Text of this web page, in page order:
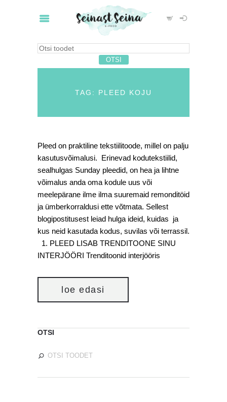
TAG: PLEED KOJU
Pleed on praktiline tekstiilitoode, millel on palju
kasutusvõimalusi. Erinevad kodutekstiilid,
sealhulgas Sunday pleedid, on hea ja lihtne
võimalus anda oma kodule uus või
meelepärane ilme ilma suuremaid remonditöid
ja ümberkorraldusi ette võtmata. Sellest
blogipostitusest leiad hulga ideid, kuidas ja
kus neid kasutada kodus, suvilas või terrassil.
1. PLEED LISAB TRENDITOONE SINU
INTERJÖÖRI Trenditoonid interjööris
loe edasi
OTSI